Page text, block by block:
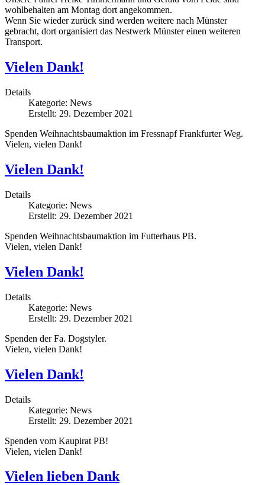
wohlbehalten am Montag dort angekommen.
Wenn Sie wieder zurück sind werden weitere nach Münster
gebracht, dort organisiert das Nestwerk Münster einen weiteren
Transport.
Vielen Dank!
Details
Kategorie: News
Erstellt: 29. Dezember 2021
Spenden Weihnachtsbaumaktion im Fressnapf Frankfurter Weg.
Vielen, vielen Dank!
Vielen Dank!
Details
Kategorie: News
Erstellt: 29. Dezember 2021
Spenden Weihnachtsbaumaktion im Futterhaus PB.
Vielen, vielen Dank!
Vielen Dank!
Details
Kategorie: News
Erstellt: 29. Dezember 2021
Spenden der Fa. Dogstyler.
Vielen, vielen Dank!
Vielen Dank!
Details
Kategorie: News
Erstellt: 29. Dezember 2021
Spenden vom Kaupirat PB!
Vielen, vielen Dank!
Vielen lieben Dank